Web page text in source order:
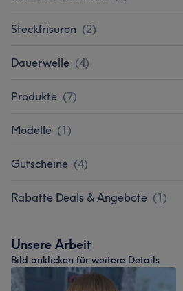
Steckfrisuren (2)
Dauerwelle (4)
Produkte (7)
Modelle (1)
Gutscheine (4)
Rabatte Deals & Angebote (1)
Unsere Arbeit
Bild anklicken für weitere Details